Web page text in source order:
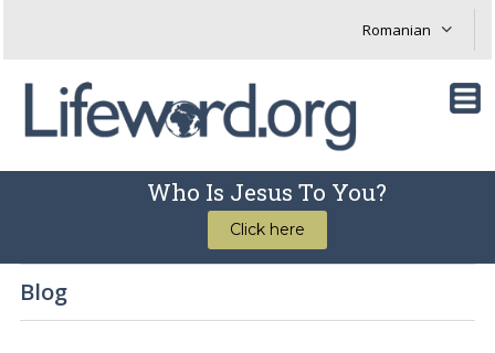
Who Is Jesus To You?
Click here
Blog